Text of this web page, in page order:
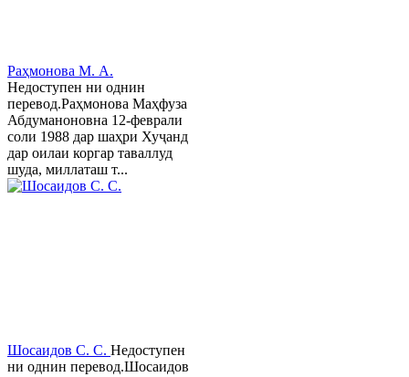
Раҳмонова М. А.
Недоступен ни однин
перевод.Раҳмонова Маҳфуза
Абдуманоновна 12-феврали
соли 1988 дар шаҳри Хуҷанд
дар оилаи коргар таваллуд
шуда, миллаташ т...
Шосаидов С. С. Недоступен
ни однин перевод.Шосаидов